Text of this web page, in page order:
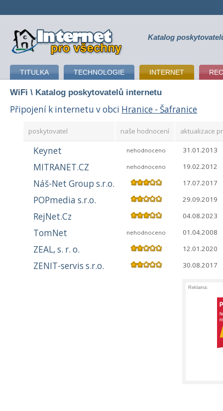
připojení k internetu Katalog
TITULKA TECHNOLOGIE INTERNET
WiFi \ Katalog poskytovatelů internetu
Připojení k internetu v obci Hranice - Šafranice
poskytovatel naše hodnocení aktualizace
Keynet nehodnoceno 31.01.2013
MITRANET.CZ nehodnoceno 19.02.2012
Náš-Net Group s.r.o. 17.07.2017
POPmedia s.r.o. 29.09.2019
RejNet.Cz 04.08.2023
TomNet nehodnoceno 01.04.2008
ZEAL, s. r. o. 12.01.2020
ZENIT-servis s.r.o. 30.08.2017
Reklama: